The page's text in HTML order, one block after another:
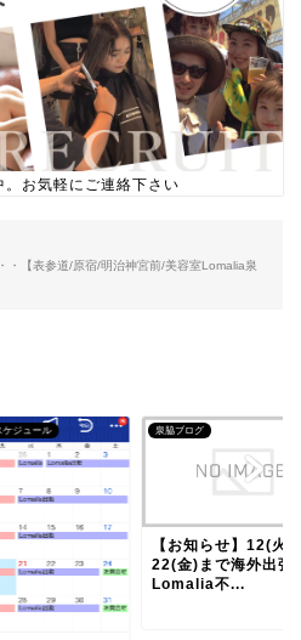
。お気軽にご連絡下さい
・【表参道/原宿/明治神宮前/美容室Lomalia泉
ケジュール 泉脇ブログ
【お知らせ】12(火)
22(金)まで海外出張
Lomalia不...